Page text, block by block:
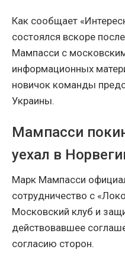
Как сообщает
состоялся вскоре
Мампасси с
информационных
новичок команды
Украины.
Мампасси
уехал в
Марк Мампасси
сотрудничество с
Московский клуб и
действовавшее
согласию сторон.